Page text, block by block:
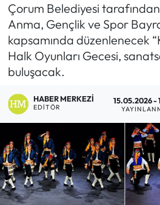
Çorum Belediyesi tarafından
Anma, Gençlik ve Spor
kapsamında düzenlenecek
Halk Oyunları Gecesi,
buluşacak.
HABER MERKEZI
EDITÖR
15.05.2026 -
Boğazkale Haberleri
Çorum Haberleri
Çorum Son Dakika
Dodurga Haberleri
Eğitim
Ekonomi
Güncel
TFF 1.Lig Puan Durumu ve
Tüm Manşetler
Son Dakika Haberleri
Haber Arşivi